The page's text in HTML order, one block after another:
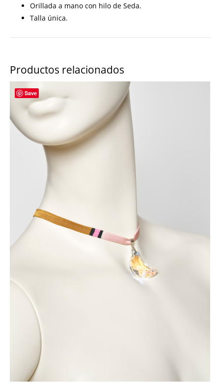
Orillada a mano con hilo de Seda.
Talla única.
Productos relacionados
Save